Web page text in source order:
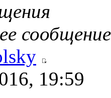
сообщение
19:59